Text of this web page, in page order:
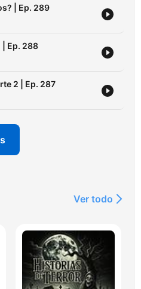
| Ep. 289
Ep. 288
2 | Ep. 287
Ver todo